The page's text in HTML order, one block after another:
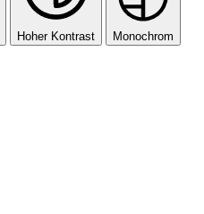
Hoher Kontrast Monochrom